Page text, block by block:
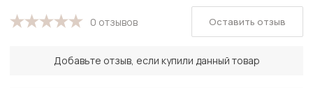
0 отзывов
Добавьте отзыв, если купили данный товар
Оставить отзыв